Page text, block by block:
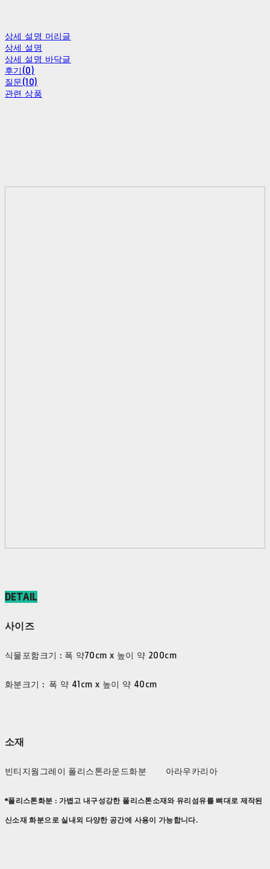
상세 설명 머리글
상세 설명
상세 설명 바닥글
후기(0)
질문(10)
관련 상품
DETAIL
사이즈
식물포함크기 : 폭 약70cm x 높이 약 200cm
화분크기 : 폭 약 41cm x 높이 약 40cm
소재
빈티지웜그레이 폴리스톤라운드화분 아라우카리아
*폴리스톤화분 : 가볍고 내구성강한 폴리스톤소재와 유리섬유를 뼈대로 제작된
신소재 화분으로 실내외 다양한 공간에 사용이 가능합니다.